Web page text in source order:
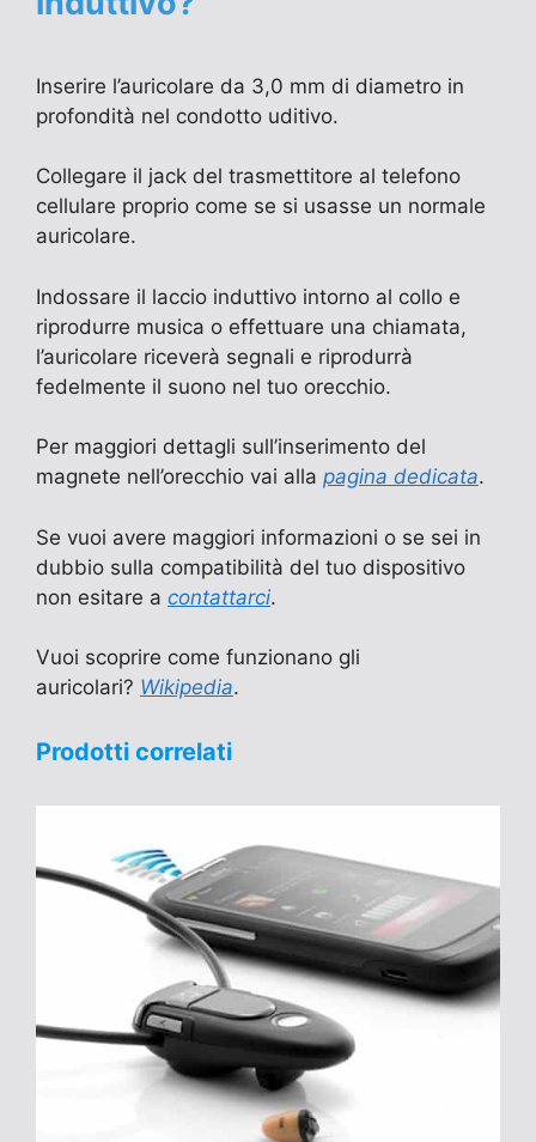
Inserire l’auricolare da 3,0 mm di diametro in
profondità nel condotto uditivo.
Collegare il jack del trasmettitore al telefono
cellulare proprio come se si usasse un normale
auricolare.
Indossare il laccio induttivo intorno al collo e
riprodurre musica o effettuare una chiamata,
l’auricolare riceverà segnali e riprodurrà
fedelmente il suono nel tuo orecchio.
Per maggiori dettagli sull’inserimento del
magnete nell’orecchio vai alla pagina dedicata.
Se vuoi avere maggiori informazioni o se sei in
dubbio sulla compatibilità del tuo dispositivo
non esitare a contattarci.
Vuoi scoprire come funzionano gli
auricolari? Wikipedia.
Prodotti correlati